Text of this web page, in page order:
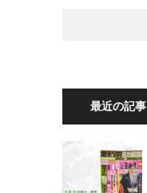
最近の記事